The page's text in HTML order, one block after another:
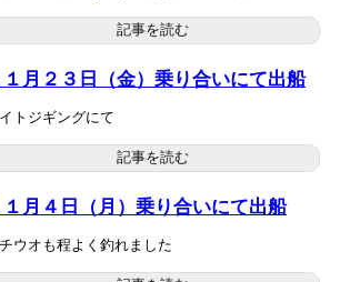
記事を読む
１月２３日（金）乗り合いにて出船
トジギングにて
記事を読む
１月４日（月）乗り合いにて出船
ウオも程よく釣れました